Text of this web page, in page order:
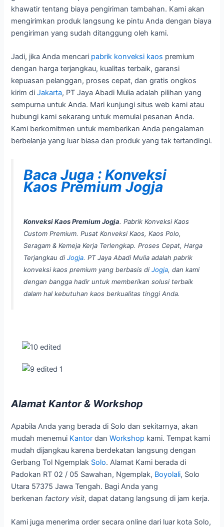
khawatir tentang biaya pengiriman tambahan. Kami akan
mengirimkan produk langsung ke pintu Anda dengan biaya
pengiriman yang sudah ditanggung oleh kami.
Jadi, jika Anda mencari pabrik konveksi kaos premium
dengan harga terjangkau, kualitas terbaik, garansi
kepuasan pelanggan, proses cepat, dan gratis ongkos
kirim diJakarta, PT Jaya Abadi Mulia adalah pilihan yang
sempurna untuk Anda. Mari kunjungi situs web kami atau
hubungi kami sekarang untuk memulai pesanan Anda.
Kami berkomitmen untuk memberikan Anda pengalaman
berbelanja yang luar biasa dan produk yang tak tertandingi.
Baca Juga : Konveksi
Kaos Premium Jogja
Konveksi Kaos Premium Jogja. Pabrik Konveksi Kaos
Custom Premium. Pusat Konveksi Kaos, Kaos Polo,
Seragam & Kemeja Kerja Terlengkap. Proses Cepat, Harga
Terjangkau diJogja. PT Jaya Abadi Mulia adalah pabrik
konveksi kaos premium yang berbasis diJogja, dan kami
dengan bangga hadir untuk memberikan solusi terbaik
dalam hal kebutuhan kaos berkualitas tinggi Anda.
Alamat Kantor & Workshop
Apabila Anda yang berada di Solo dan sekitarnya, akan
mudah menemui Kantor danWorkshop kami. Tempat kami
mudah dijangkau karena berdekatan langsung dengan
Gerbang Tol Ngemplak Solo. Alamat Kami berada di
Padokan RT 02 / 05 Sawahan, Ngemplak, Boyolali, Solo
Utara 57375 Jawa Tengah. Bagi Anda yang
berkenan factory visit, dapat datang langsung di jam kerja.
Kami juga menerima order secara online dari luar kota Solo,